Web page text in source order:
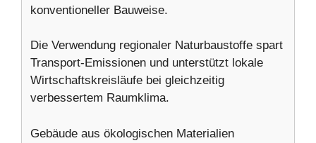
konventioneller Bauweise.
Die Verwendung regionaler Naturbaustoffe spart
Transport-Emissionen und unterstützt lokale
Wirtschaftskreisläufe bei gleichzeitig
verbessertem Raumklima.
Gebäude aus ökologischen Materialien